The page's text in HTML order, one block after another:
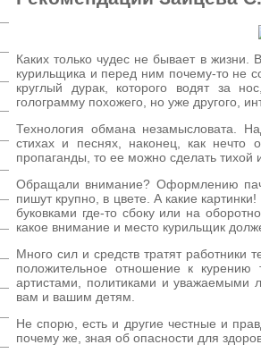
Каких только чудес не бывает в
курильщика и перед ним почему-то не
круглый дурак, которого водят за
голограмму похожего, но уже другого,
Технология обмана незамысловата.
стихах и песнях, наконец, как нечто
пропаганды, то ее можно сделать тихой
Обращали внимание? Оформлению
пишут крупно, в цвете. А какие
буковками где-то сбоку или на
какое внимание и место курильщик
Много сил и средств тратят
положительное отношение к
артистами, политиками и
вам и вашим детям.
Не спорю, есть и другие честные и
почему же, зная об опасности для